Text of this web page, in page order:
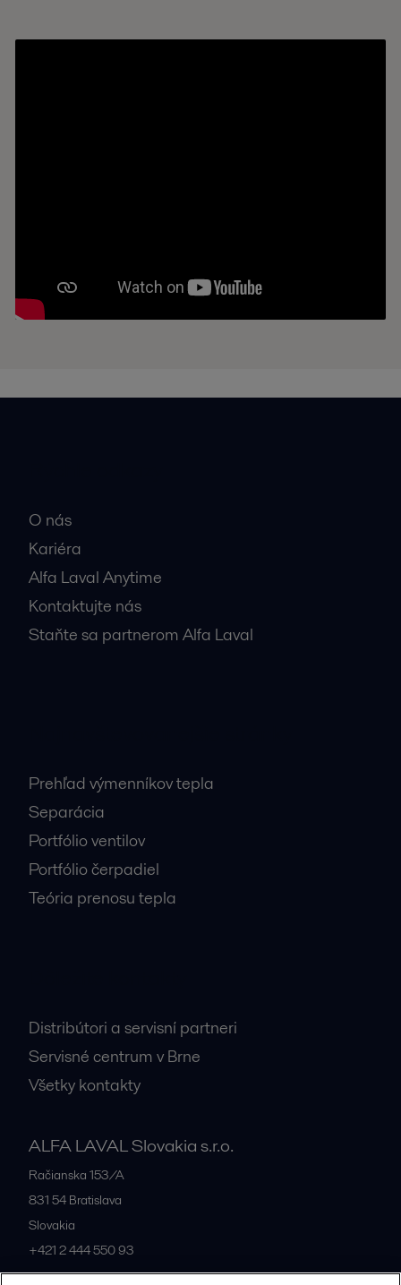
O nás
Kariéra
Alfa Laval Anytime
Kontaktujte nás
Staňte sa partnerom Alfa Laval
Prehľad výmenníkov tepla
Separácia
Portfólio ventilov
Portfólio čerpadiel
Teória prenosu tepla
Distribútori a servisní partneri
Servisné centrum v Brne
Všetky kontakty
ALFA LAVAL Slovakia s.r.o.
Račianska 153/A
831 54 Bratislava
Slovakia
+421 2 444 550 93